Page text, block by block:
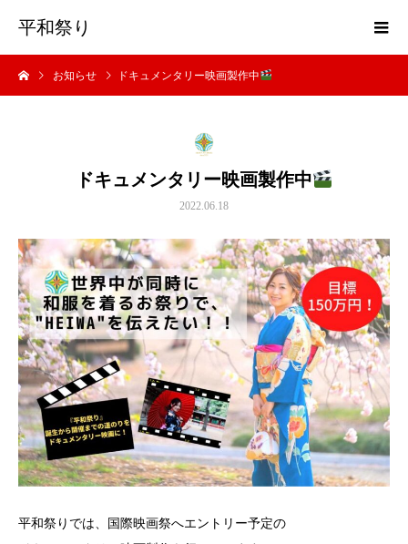
平和祭り
お知らせ ドキュメンタリー映画製作中
ドキュメンタリー映画製作中
2022.06.18
平和祭りでは、国際映画祭へエントリー予定の